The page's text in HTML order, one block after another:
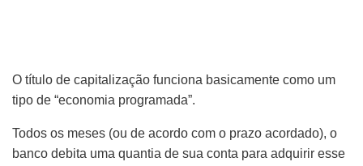
O título de capitalização funciona basicamente como um
tipo de “economia programada”.
Todos os meses (ou de acordo com o prazo acordado), o
banco debita uma quantia de sua conta para adquirir esse